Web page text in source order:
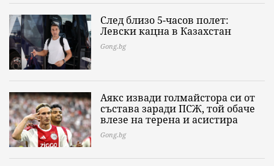
След близо 5-часов полет:
Левски кацна в Казахстан
Gong.bg
Аякс извади голмайстора си от
състава заради ПСЖ, той обаче
влезе на терена и асистира
Gong.bg